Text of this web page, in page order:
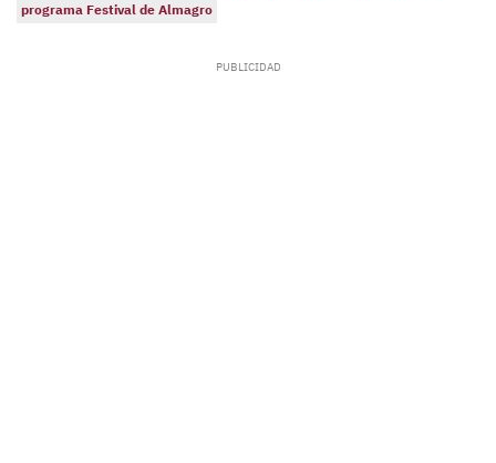
programa Festival de Almagro